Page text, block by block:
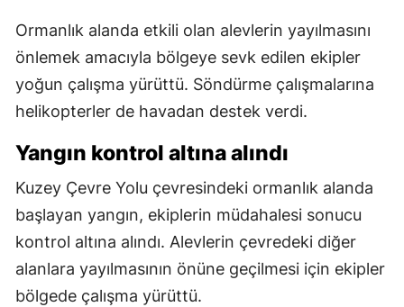
Ormanlık alanda etkili olan alevlerin yayılmasını
önlemek amacıyla bölgeye sevk edilen ekipler
yoğun çalışma yürüttü. Söndürme çalışmalarına
helikopterler de havadan destek verdi.
Yangın kontrol altına alındı
Kuzey Çevre Yolu çevresindeki ormanlık alanda
başlayan yangın, ekiplerin müdahalesi sonucu
kontrol altına alındı. Alevlerin çevredeki diğer
alanlara yayılmasının önüne geçilmesi için ekipler
bölgede çalışma yürüttü.